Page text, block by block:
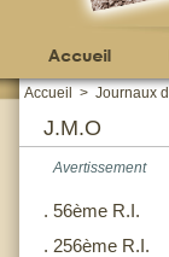
Accueil > Journaux
J.M.O
Avertissement
. 56ème R.I.
. 256ème R.I.